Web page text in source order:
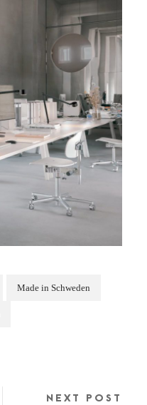
Made in Schweden
NEXT POST